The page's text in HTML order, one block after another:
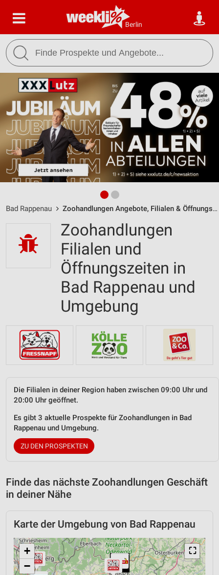
Berlin
Bad Rappenau Zoohandlungen Angebote, Filialen & Öffnungszeiten
Zoohandlungen
Filialen und
Öffnungszeiten in
Bad Rappenau und
Umgebung
Die Filialen in deiner Region haben zwischen 09:00 Uhr und
20:00 Uhr geöffnet.
Es gibt 3 aktuelle Prospekte für Zoohandlungen in Bad
Rappenau und Umgebung.
ZU DEN PROSPEKTEN
Finde das nächste Zoohandlungen Geschäft
in deiner Nähe
Karte der Umgebung von Bad Rappenau
⛶
+
−